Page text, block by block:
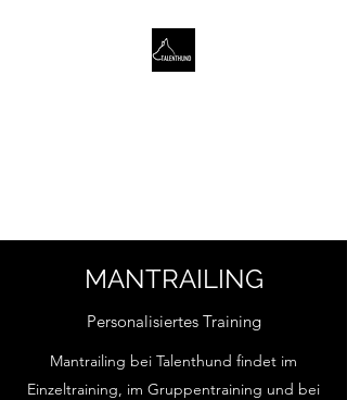
MANTRAILING
Personalisiertes Training
Mantrailing bei Talenthund findet im
Einzeltraining, im Gruppentraining und bei